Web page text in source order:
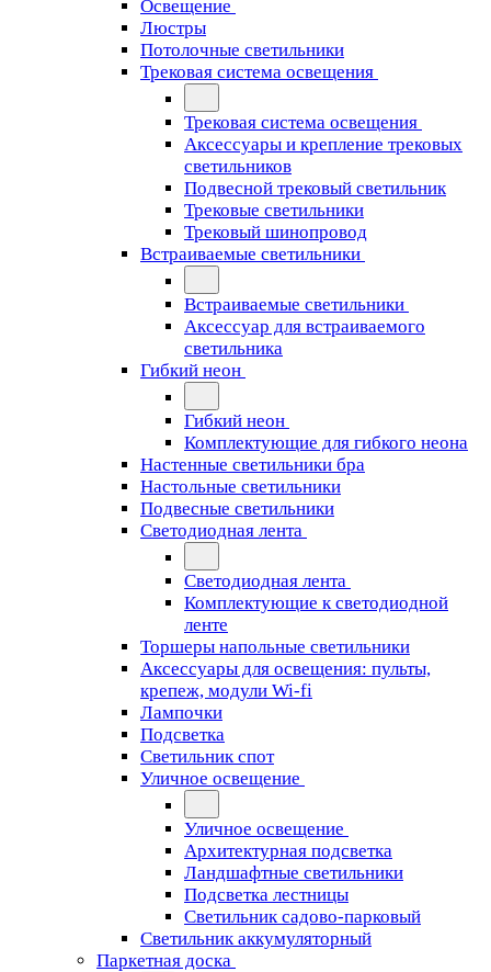
Освещение
Люстры
Потолочные светильники
Трековая система освещения
Трековая система освещения
Аксессуары и крепление трековых
светильников
Подвесной трековый светильник
Трековые светильники
Трековый шинопровод
Встраиваемые светильники
Встраиваемые светильники
Аксессуар для встраиваемого
светильника
Гибкий неон
Гибкий неон
Комплектующие для гибкого неона
Настенные светильники бра
Настольные светильники
Подвесные светильники
Светодиодная лента
Светодиодная лента
Комплектующие к светодиодной
ленте
Торшеры напольные светильники
Аксессуары для освещения: пульты,
крепеж, модули Wi-fi
Лампочки
Подсветка
Светильник спот
Уличное освещение
Уличное освещение
Архитектурная подсветка
Ландшафтные светильники
Подсветка лестницы
Светильник садово-парковый
Светильник аккумуляторный
Паркетная доска